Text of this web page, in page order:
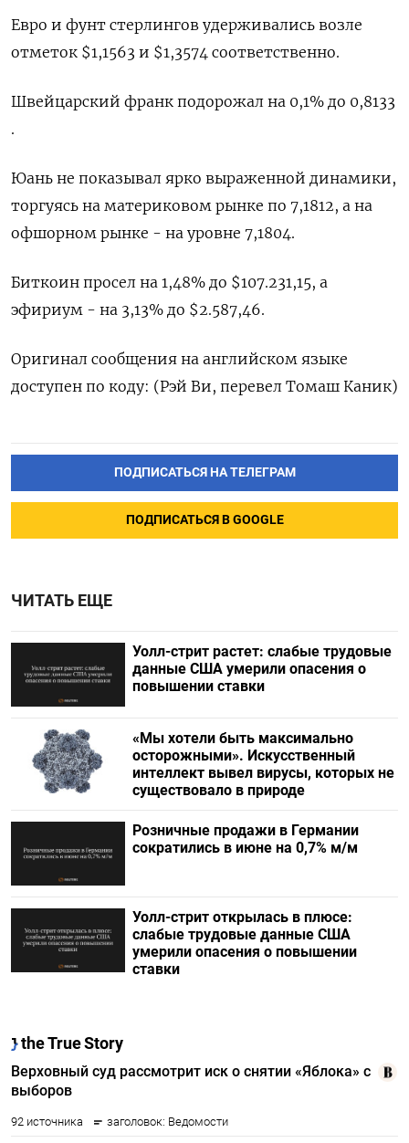
Евро и фунт стерлингов удерживались возле
отметок $1,1563​ и $1,3574​ соответственно.
Швейцарский франк подорожал на 0,1% до 0,8133​
.
Юань не показывал ярко выраженной динамики,
торгуясь на материковом рынке по 7,1812​, а на
офшорном рынке - на уровне 7,1804.
Биткоин просел на 1,48% до $107.231,15, а
эфириум - на 3,13% до $2.587,46.
Оригинал сообщения на английском языке
доступен по коду: (Рэй Ви, перевел Томаш Каник)
ПОДПИСАТЬСЯ НА ТЕЛЕГРАМ
ПОДПИСАТЬСЯ В GOOGLE
ЧИТАТЬ ЕЩЕ
Уолл-стрит растет: слабые трудовые
данные США умерили опасения о
повышении ставки
«Мы хотели быть максимально
осторожными». Искусственный
интеллект вывел вирусы, которых не
существовало в природе
Розничные продажи в Германии
сократились в июне на 0,7% м/м
Уолл-стрит открылась в плюсе:
слабые трудовые данные США
умерили опасения о повышении
ставки